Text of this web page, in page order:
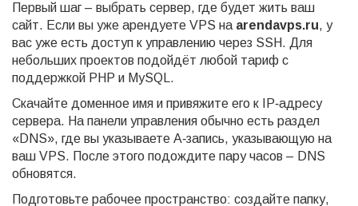
Первый шаг – выбрать сервер, где будет жить ваш
сайт. Если вы уже арендуете VPS на arendavps.ru, у
вас уже есть доступ к управлению через SSH. Для
небольших проектов подойдёт любой тариф с
поддержкой PHP и MySQL.
Скачайте доменное имя и привяжите его к IP‑адресу
сервера. На панели управления обычно есть раздел
«DNS», где вы указываете A‑запись, указывающую на
ваш VPS. После этого подождите пару часов – DNS
обновятся.
Подготовьте рабочее пространство: создайте папку,